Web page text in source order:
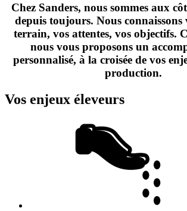
Chez Sanders, nous sommes aux
depuis toujours. Nous connaissons
terrain, vos attentes, vos objectifs.
nous vous proposons un
personnalisé, à la croisée de vos
production.
Vos enjeux éleveurs